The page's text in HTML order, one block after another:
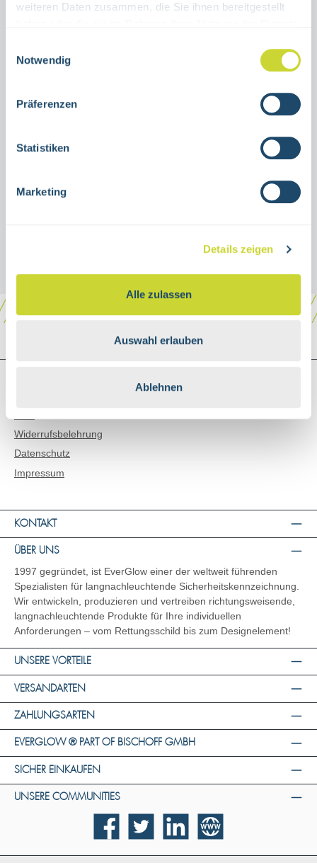
weiteren Daten zusammen, die Sie ihnen bereitgestellt
Notwendig
Präferenzen
Statistiken
Marketing
Details zeigen
Alle zulassen
Auswahl erlauben
Ablehnen
hoch)Rettungs- und
GrößenAluminium oder selbstklebend…
Widerrufsbelehrung
Datenschutz
Impressum
KONTAKT
ÜBER UNS
1997 gegründet, ist EverGlow einer der weltweit führenden
Spezialisten für langnachleuchtende Sicherheitskennzeichnung.
Wir entwickeln, produzieren und vertreiben richtungsweisende,
langnachleuchtende Produkte für Ihre individuellen
Anforderungen – vom Rettungsschild bis zum Designelement!
UNSERE VORTEILE
VERSANDARTEN
ZAHLUNGSARTEN
EVERGLOW ® PART OF BISCHOFF GMBH
SICHER EINKAUFEN
UNSERE COMMUNITIES
FacebookTwitter LinkedIn Website